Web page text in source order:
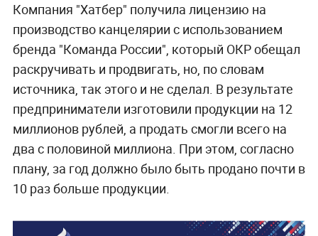
Компания "Хатбер" получила лицензию на
производство канцелярии с использованием
бренда "Команда России", который ОКР обещал
раскручивать и продвигать, но, по словам
источника, так этого и не сделал. В результате
предприниматели изготовили продукции на 12
миллионов рублей, а продать смогли всего на
два с половиной миллиона. При этом, согласно
плану, за год должно было быть продано почти в
10 раз больше продукции.